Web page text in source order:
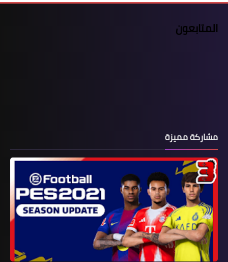
المتابعون
مشاركة مميزة